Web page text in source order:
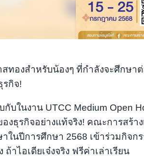
สทองสำหรับน้องๆ ที่กำลังจะศึกษ
รกิจ!
กับในงาน UTCC Medium Open
องธุรกิจอย่างแท้จริง! คณะการสร้
ในปีการศึกษา 2568 เข้าร่วมกิจก
ถ้าไอเดียเจ๋งจริง ฟรีค่าเล่าเรียน